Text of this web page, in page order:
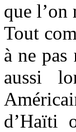
que l’on
Tout
à ne pas
aussi
d’Haïti